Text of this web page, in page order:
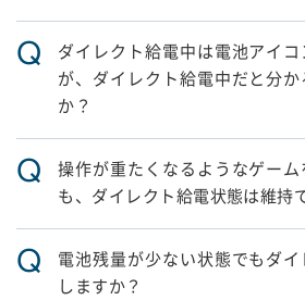
Q
ダイレクト給電中は電池アイ
が、ダイレクト給電中だと分
か？
Q
操作が重たくなるようなゲー
も、ダイレクト給電状態は維持
Q
電池残量が少ない状態でもダ
しますか？